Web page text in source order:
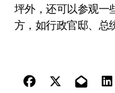
坪外，还可以参观一
方，如行政官邸、总